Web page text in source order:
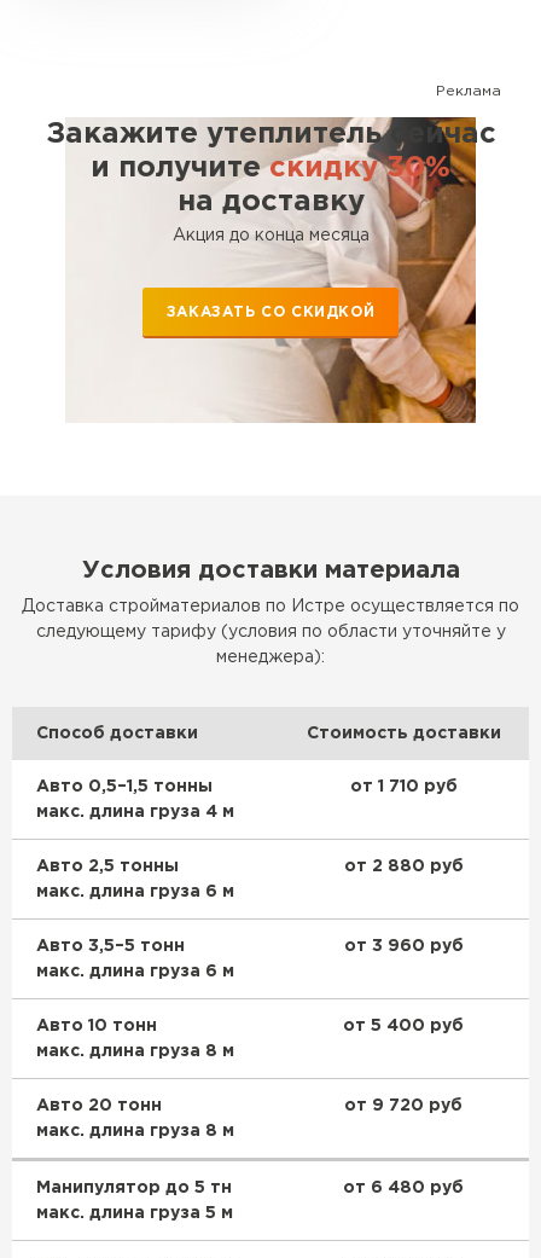
Реклама
Закажите утеплитель сейчас
и получитескидку 30%
на доставку
Акция до конца месяца
ЗАКАЗАТЬ СО СКИДКОЙ
Условия доставки материала
Доставка стройматериалов по Истре осуществляется по
следующему тарифу (условия по области уточняйте у
менеджера):
Способ доставки Стоимость доставки
Авто 0,5–1,5 тонны
макс. длина груза 4 м
от 1 710 руб
Авто 2,5 тонны
макс. длина груза 6 м
от 2 880 руб
Авто 3,5–5 тонн
макс. длина груза 6 м
от 3 960 руб
Авто 10 тонн
макс. длина груза 8 м
от 5 400 руб
Авто 20 тонн
макс. длина груза 8 м
от 9 720 руб
Манипулятор до 5 тн
макс. длина груза 5 м
от 6 480 руб